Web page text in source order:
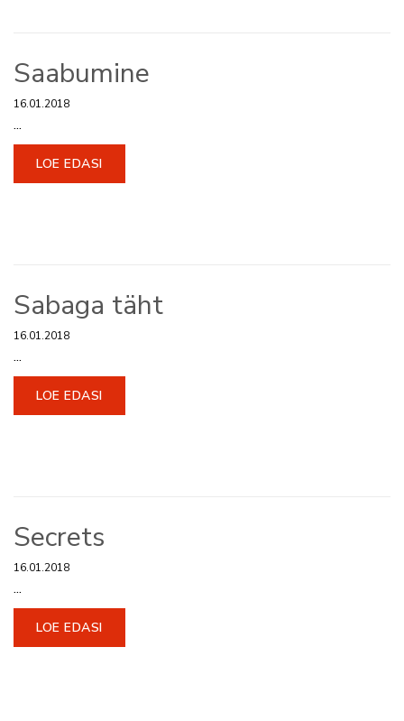
Saabumine
16.01.2018
...
LOE EDASI
Sabaga täht
16.01.2018
...
LOE EDASI
Secrets
16.01.2018
...
LOE EDASI